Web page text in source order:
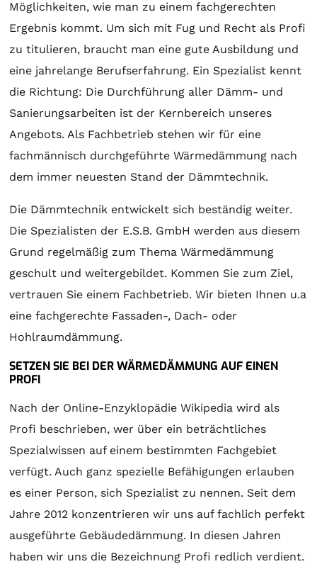
Möglichkeiten, wie man zu einem fachgerechten
Ergebnis kommt. Um sich mit Fug und Recht als Profi
zu titulieren, braucht man eine gute Ausbildung und
eine jahrelange Berufserfahrung. Ein Spezialist kennt
die Richtung: Die Durchführung aller Dämm- und
Sanierungsarbeiten ist der Kernbereich unseres
Angebots. Als Fachbetrieb stehen wir für eine
fachmännisch durchgeführte Wärmedämmung nach
dem immer neuesten Stand der Dämmtechnik.
Die Dämmtechnik entwickelt sich beständig weiter.
Die Spezialisten der E.S.B. GmbH werden aus diesem
Grund regelmäßig zum Thema Wärmedämmung
geschult und weitergebildet. Kommen Sie zum Ziel,
vertrauen Sie einem Fachbetrieb. Wir bieten Ihnen u.a
eine fachgerechte Fassaden-, Dach- oder
Hohlraumdämmung.
SETZEN SIE BEI DER WÄRMEDÄMMUNG AUF EINEN
PROFI
Nach der Online-Enzyklopädie Wikipedia wird als
Profi beschrieben, wer über ein beträchtliches
Spezialwissen auf einem bestimmten Fachgebiet
verfügt. Auch ganz spezielle Befähigungen erlauben
es einer Person, sich Spezialist zu nennen. Seit dem
Jahre 2012 konzentrieren wir uns auf fachlich perfekt
ausgeführte Gebäudedämmung. In diesen Jahren
haben wir uns die Bezeichnung Profi redlich verdient.